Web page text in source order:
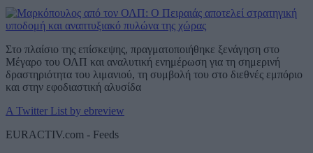
Στο πλαίσιο της επίσκεψης, πραγματοποιήθηκε ξενάγηση στο
Μέγαρο του ΟΛΠ και αναλυτική ενημέρωση για τη σημερινή
δραστηριότητα του λιμανιού, τη συμβολή του στο διεθνές εμπόριο
και στην εφοδιαστική αλυσίδα
A Twitter List by ebreview
EURACTIV.com - Feeds